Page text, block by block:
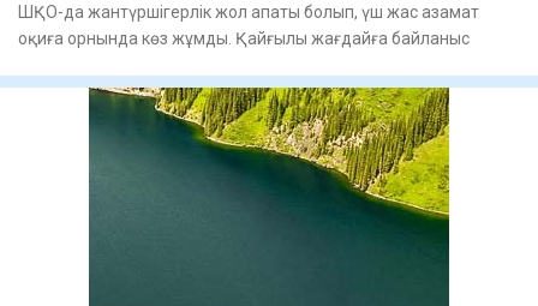
ШҚО-да жантүршігерлік жол апаты болып, үш жас азамат
оқиға орнында көз жұмды. Қайғылы жағдайға байланыс